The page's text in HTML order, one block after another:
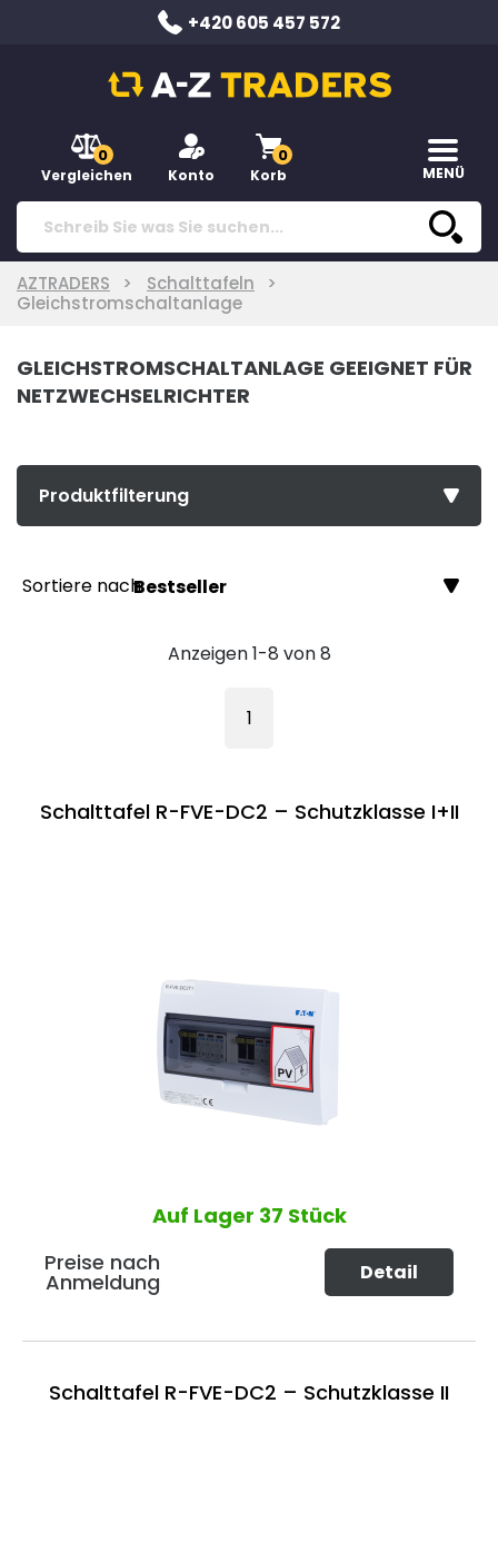
+420 605 457 572
0
Vergleichen Konto
0
Korb MENÜ
AZTRADERS
Schalttafeln
Gleichstromschaltanlage
GLEICHSTROMSCHALTANLAGE GEEIGNET FÜR
NETZWECHSELRICHTER
Produktfilterung
Sortiere nachBestseller
Anzeigen 1-8 von 8
1
Schalttafel R-FVE-DC2 – Schutzklasse I+II
Auf Lager 37 Stück
Preise nach
Anmeldung Detail
Schalttafel R-FVE-DC2 – Schutzklasse II